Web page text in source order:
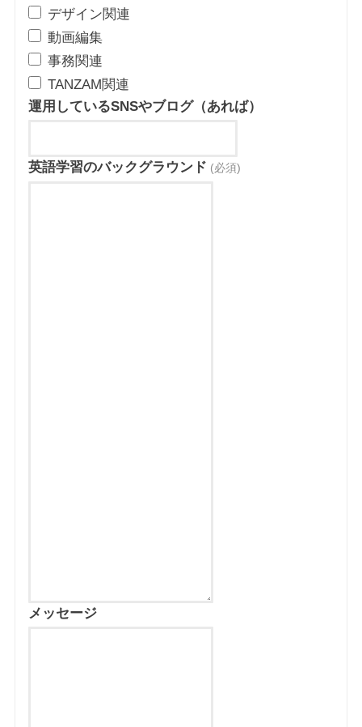
デザイン関連
動画編集
事務関連
TANZAM関連
運用しているSNSやブログ（あれば）
英語学習のバックグラウンド (必須)
メッセージ